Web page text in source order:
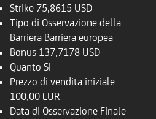
Strike 75,8615 USD
Tipo di Osservazione della
Barriera Barriera europea
Bonus 137,7178 USD
Quanto SI
Prezzo di vendita iniziale
100,00 EUR
Data di Osservazione Finale